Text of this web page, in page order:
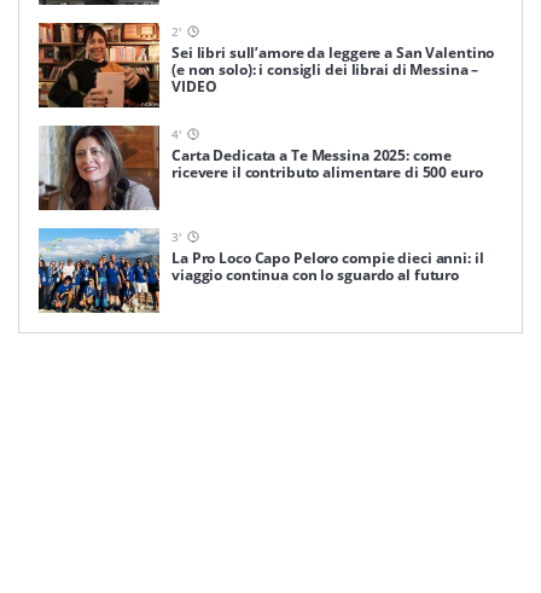
2'
Sei libri sull’amore da leggere a San Valentino
(e non solo): i consigli dei librai di Messina –
VIDEO
4'
Carta Dedicata a Te Messina 2025: come
ricevere il contributo alimentare di 500 euro
3'
La Pro Loco Capo Peloro compie dieci anni: il
viaggio continua con lo sguardo al futuro